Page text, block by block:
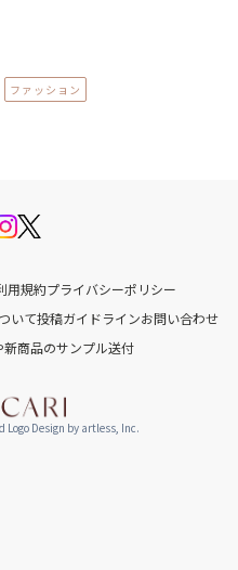
ファッション
用規約プライバシーポリシー
いて投稿ガイドラインお問い合わせ
新商品のサンプル送付
Design by artless, Inc.